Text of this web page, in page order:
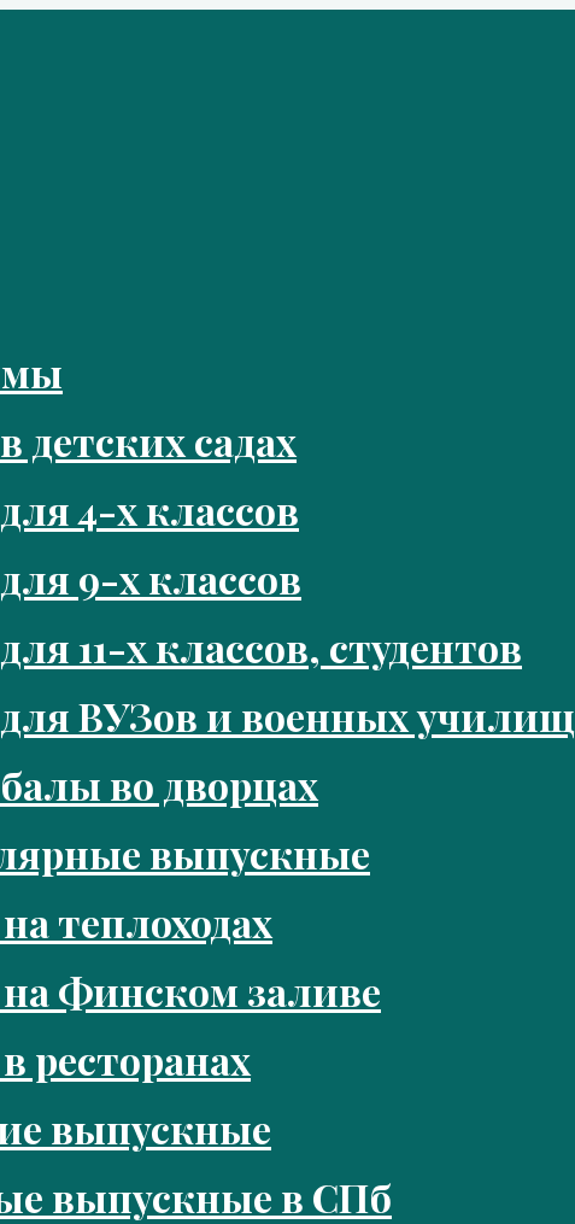
детских садах
4-х классов
9-х классов
11-х классов, студентов
ВУЗов и военных училищ
во дворцах
выпускные
теплоходах
Финском заливе
ресторанах
выпускные
выпускные в СПб